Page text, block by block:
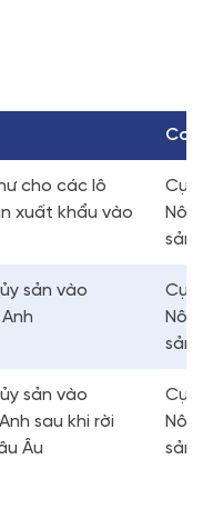
Cơ
cho các lô
xuất khẩu vào
Cục
sản
sản vào
Cục
sản
sản vào
sau khi rời
Âu
Cục
sản